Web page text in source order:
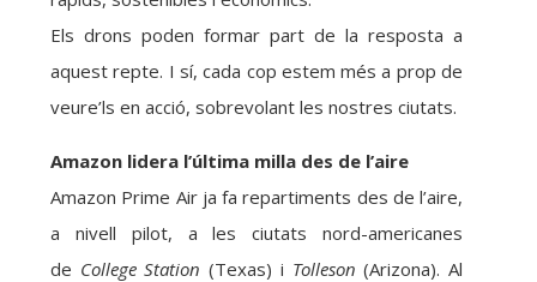
Els drons poden formar part de la resposta a
aquest repte. I sí, cada cop estem més a prop de
veure’ls en acció, sobrevolant les nostres ciutats.
Amazon lidera l’última milla des de l’aire
Amazon Prime Air ja fa repartiments des de l’aire,
a nivell pilot, a les ciutats nord-americanes
de College Station (Texas) i Tolleson (Arizona). Al